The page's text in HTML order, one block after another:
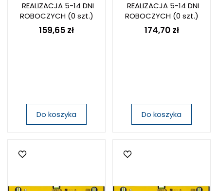
REALIZACJA 5-14 DNI
ROBOCZYCH(0 szt.)
159,65 zł
Do koszyka
REALIZACJA 5-14 DNI
ROBOCZYCH(0 szt.)
174,70 zł
Do koszyka